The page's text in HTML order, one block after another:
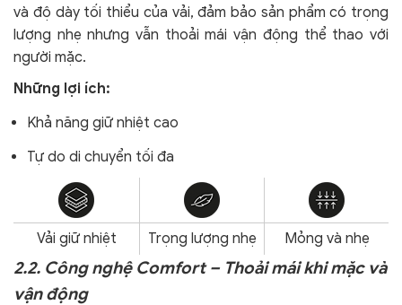
và độ dày tối thiểu của vải, đảm bảo sản phẩm có trọng
lượng nhẹ nhưng vẫn thoải mái vận động thể thao với
người mặc.
Những lợi ích:
Khả năng giữ nhiệt cao
Tự do di chuyển tối đa
Vải giữ nhiệt Trọng lượng nhẹ Mỏng và nhẹ
2.2. Công nghệ Comfort – Thoải mái khi mặc và
vận động